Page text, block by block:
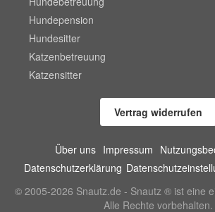
Hundepension
Hundesitter
Katzenbetreuung
Katzensitter
Vertrag widerrufen
Über uns Impressum
Datenschutzerklärung
© 2005-2026 Snautz.de - Snautz ® ist eine
Alle Rechte vorbehalten.